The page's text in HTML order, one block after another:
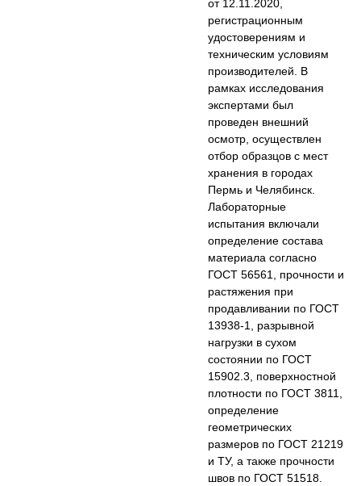
от 12.11.2020,
регистрационным
удостоверениям и
техническим условиям
производителей. В
рамках исследования
экспертами был
проведен внешний
осмотр, осуществлен
отбор образцов с мест
хранения в городах
Пермь и Челябинск.
Лабораторные
испытания включали
определение состава
материала согласно
ГОСТ 56561, прочности и
растяжения при
продавливании по ГОСТ
13938-1, разрывной
нагрузки в сухом
состоянии по ГОСТ
15902.3, поверхностной
плотности по ГОСТ 3811,
определение
геометрических
размеров по ГОСТ 21219
и ТУ, а также прочности
швов по ГОСТ 51518.